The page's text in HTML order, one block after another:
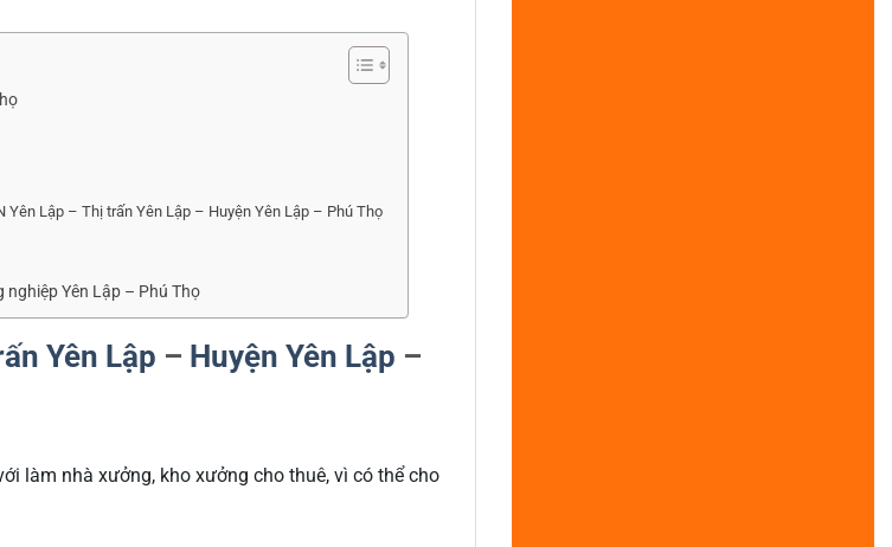
Lập – Thị trấn Yên Lập – Huyện Yên Lập – Phú Thọ
Yên Lập – Phú Thọ
Yên Lập – Huyện Yên Lập –
làm nhà xưởng, kho xưởng cho thuê, vì có thể cho